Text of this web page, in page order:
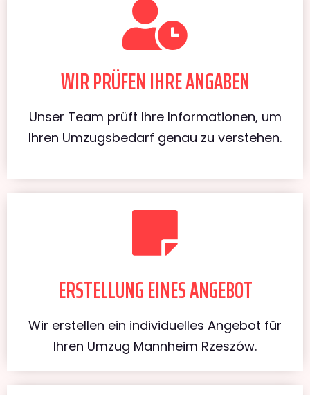
WIR PRÜFEN IHRE ANGABEN
Unser Team prüft Ihre Informationen, um
Ihren Umzugsbedarf genau zu verstehen.
ERSTELLUNG EINES ANGEBOT
Wir erstellen ein individuelles Angebot für
Ihren Umzug Mannheim Rzeszów.